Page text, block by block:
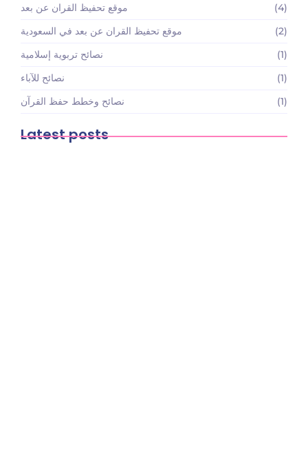
موقع تحفيظ القران عن بعد
(4)
موقع تحفيظ القران عن بعد في السعودية
(2)
نصائح تربوية إسلامية
(1)
نصائح للآباء
(1)
نصائح وخطط حفظ القرآن
(1)
Latest posts